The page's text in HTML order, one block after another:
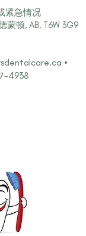
紧急情况
蒙顿, AB, T6W 3G9
•
4938